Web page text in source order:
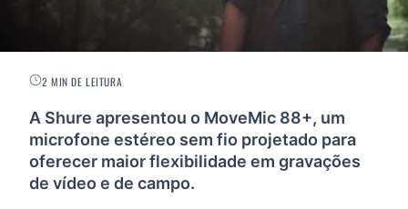
2 MIN DE LEITURA
A Shure apresentou o MoveMic 88+, um
microfone estéreo sem fio projetado para
oferecer maior flexibilidade em gravações
de vídeo e de campo.